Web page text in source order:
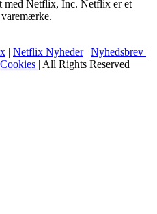
med Netflix, Inc. Netflix er et
| Netflix Nyheder| Nyhedsbrev |
Cookies | All Rights Reserved